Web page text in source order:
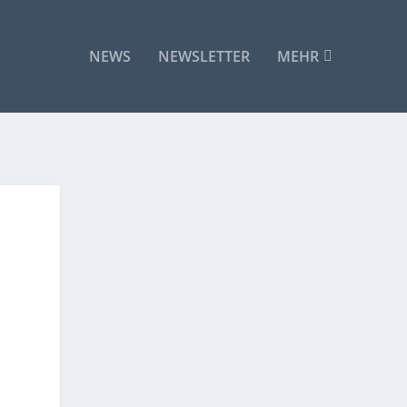
NEWS NEWSLETTER MEHR